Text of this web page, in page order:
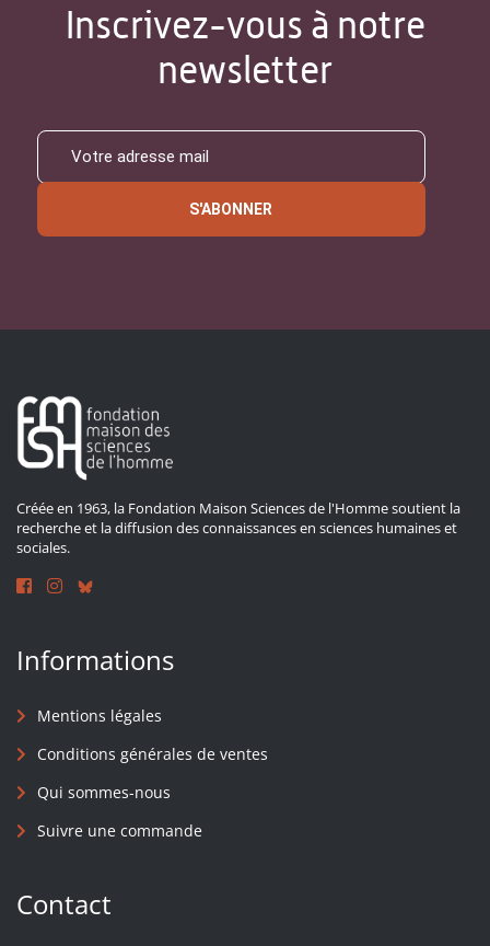
Inscrivez-vous à notre
newsletter
S'ABONNER
Créée en 1963, la Fondation Maison Sciences de l'Homme soutient la
recherche et la diffusion des connaissances en sciences humaines et
sociales.
Informations
Mentions légales
Conditions générales de ventes
Qui sommes-nous
Suivre une commande
Contact